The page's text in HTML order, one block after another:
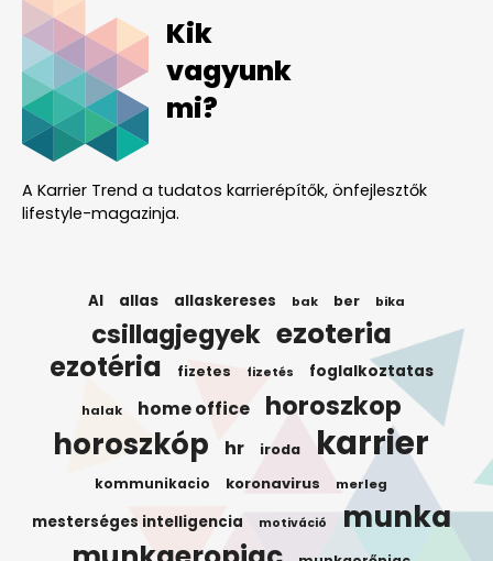
Kik
vagyunk
mi?
A Karrier Trend a tudatos karrierépítők, önfejlesztők
lifestyle-magazinja.
AI allas allaskereses bak ber bika
csillagjegyek ezoteria
ezotéria fizetes fizetés foglalkoztatas
halak home office horoszkop
horoszkóp hr iroda karrier
kommunikacio koronavirus merleg
mesterséges intelligencia motiváció munka